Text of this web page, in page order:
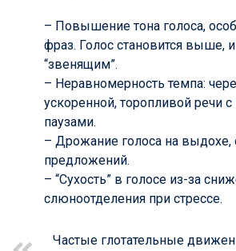
– Повышение тона голоса,
фраз. Голос становится выше,
“звенящим”.
– Неравномерность темпа:
ускоренной, торопливой речи
паузами.
– Дрожание голоса на выдохе,
предложений.
– “Сухость” в голосе из-за
слюноотделения при стрессе.
Частые глотательные